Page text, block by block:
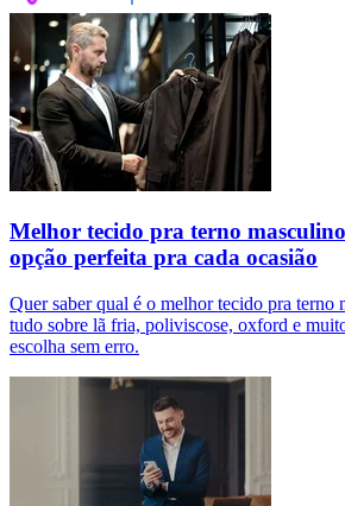
Melhor tecido pra terno
opção perfeita pra cada ocasião
Quer saber qual é o melhor tecido pra terno
tudo sobre lã fria, poliviscose, oxford e
escolha sem erro.